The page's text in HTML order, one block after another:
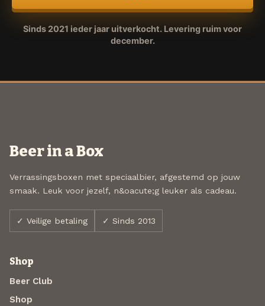
Sinds 2021 ieder jaar uitverkocht. Levering ruim voor
december.
Beer in a Box
Verrassingsboxen met speciaalbier, afgestemd op jouw
smaak. Leuk voor jezelf, n&oacute;g leuker als cadeau.
✓ Veilige betaling ✓ Sinds 2013
Shop
Beer Club
Shop